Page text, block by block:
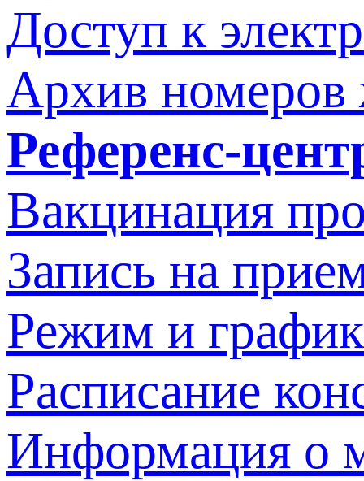
Доступ к
Архив номеров
Референс-
Вакцинация
Запись на
Режим и
Расписание
Информация о